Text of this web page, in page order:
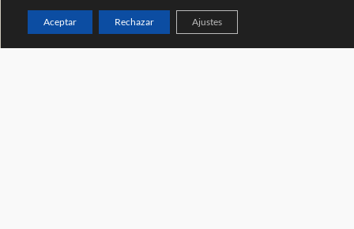
Aceptar Rechazar Ajustes